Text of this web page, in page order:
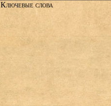
Ключевые слова